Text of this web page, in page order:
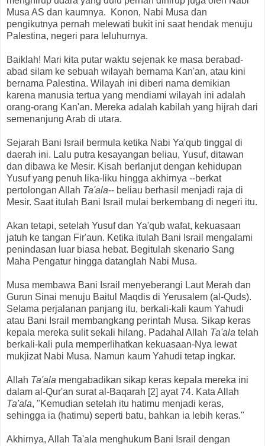
Musa AS dan kaumnya. Konon, Nabi Musa dan
pengikutnya pernah melewati bukit ini saat hendak menuju
Palestina, negeri para leluhurnya.
Baiklah! Mari kita putar waktu sejenak ke masa berabad-
abad silam ke sebuah wilayah bernama Kan'an, atau kini
bernama Palestina. Wilayah ini diberi nama demikian
karena manusia tertua yang mendiami wilayah ini adalah
orang-orang Kan'an. Mereka adalah kabilah yang hijrah dari
semenanjung Arab di utara.
Sejarah Bani Israil bermula ketika Nabi Ya'qub tinggal di
daerah ini. Lalu putra kesayangan beliau, Yusuf, ditawan
dan dibawa ke Mesir. Kisah berlanjut dengan kehidupan
Yusuf yang penuh lika-liku hingga akhirnya --berkat
pertolongan Allah Ta'ala-- beliau berhasil menjadi raja di
Mesir. Saat itulah Bani Israil mulai berkembang di negeri itu.
Akan tetapi, setelah Yusuf dan Ya'qub wafat, kekuasaan
jatuh ke tangan Fir'aun. Ketika itulah Bani Israil mengalami
penindasan luar biasa hebat. Begitulah skenario Sang
Maha Pengatur hingga datanglah Nabi Musa.
Musa membawa Bani Israil menyeberangi Laut Merah dan
Gurun Sinai menuju Baitul Maqdis di Yerusalem (al-Quds).
Selama perjalanan panjang itu, berkali-kali kaum Yahudi
atau Bani Israil membangkang perintah Musa. Sikap keras
kepala mereka sulit sekali hilang. Padahal Allah Ta'ala telah
berkali-kali pula memperlihatkan kekuasaan-Nya lewat
mukjizat Nabi Musa. Namun kaum Yahudi tetap ingkar.
Allah Ta'ala mengabadikan sikap keras kepala mereka ini
dalam al-Qur'an surat al-Baqarah [2] ayat 74. Kata Allah
Ta'ala, "Kemudian setelah itu hatimu menjadi keras,
sehingga ia (hatimu) seperti batu, bahkan ia lebih keras."
Akhirnya, Allah Ta'ala menghukum Bani Israil dengan